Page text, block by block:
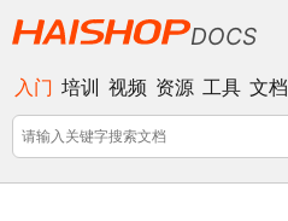
DOCS
入门 培训 视频 资源 工具 文档